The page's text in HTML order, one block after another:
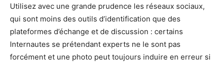
Utilisez avec une grande prudence les réseaux sociaux,
qui sont moins des outils d’identification que des
plateformes d’échange et de discussion : certains
Internautes se prétendant experts ne le sont pas
forcément et une photo peut toujours induire en erreur si